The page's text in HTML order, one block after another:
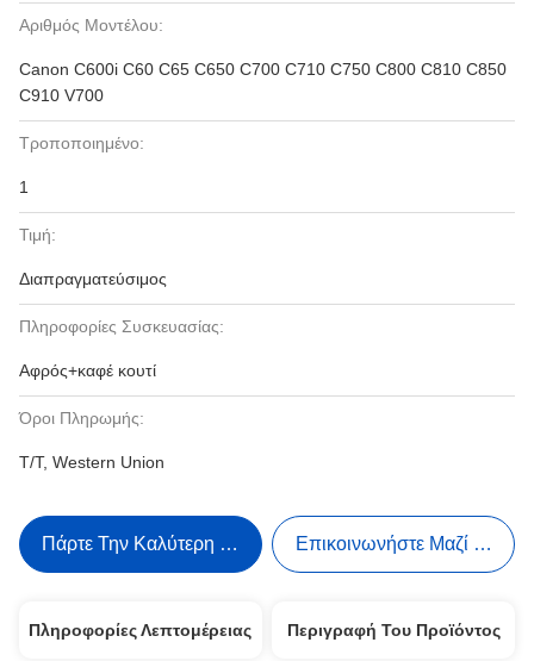
Αριθμός Μοντέλου:
Canon C600i C60 C65 C650 C700 C710 C750 C800 C810 C850
C910 V700
Τροποποιημένο:
1
Τιμή:
Διαπραγματεύσιμος
Πληροφορίες Συσκευασίας:
Αφρός+καφέ κουτί
Όροι Πληρωμής:
T/T, Western Union
Πάρτε Την Καλύτερη Τιμή Επικοινωνήστε Μαζί Μας
Πληροφορίες Λεπτομέρειας Περιγραφή Του Προϊόντος